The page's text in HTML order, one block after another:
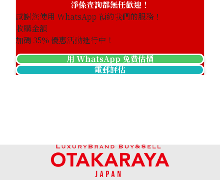
HKD 4,928.86
淨係查詢都無任歡迎！
感謝您使用 WhatsApp 預約我們的服務！
收購金額
加碼35% 優惠活動進行中！
用 WhatsApp 免費估價
電郵評估